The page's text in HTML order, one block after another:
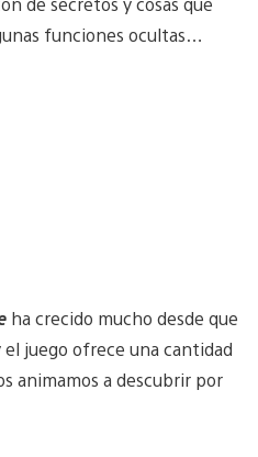
funciones ocultas…
ha crecido mucho desde que
el juego ofrece una cantidad
animamos a descubrir por